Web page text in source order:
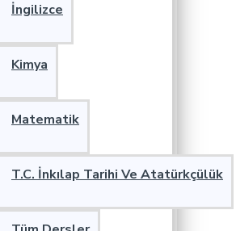
İngilizce
Kimya
Matematik
T.C. İnkılap Tarihi Ve Atatürkçülük